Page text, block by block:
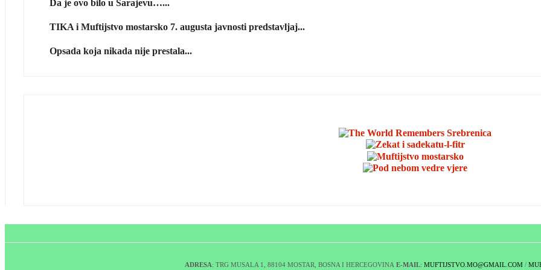
Da je ovo bilo u Sarajevu…...
TIKA i Muftijstvo mostarsko 7. augusta javnosti predstavljaj...
Opsada koja nikada nije prestala...
ADRESA: TRG MUSALA 1, 88104 MOSTAR, BOSNA I HERCEGOVINA E-MAIL: MUFTIJSTVO.MO@GMAIL.COM /